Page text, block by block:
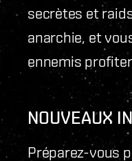
secrètes et
anarchie, et
ennemis
NOUVEAUX
Préparez-vous